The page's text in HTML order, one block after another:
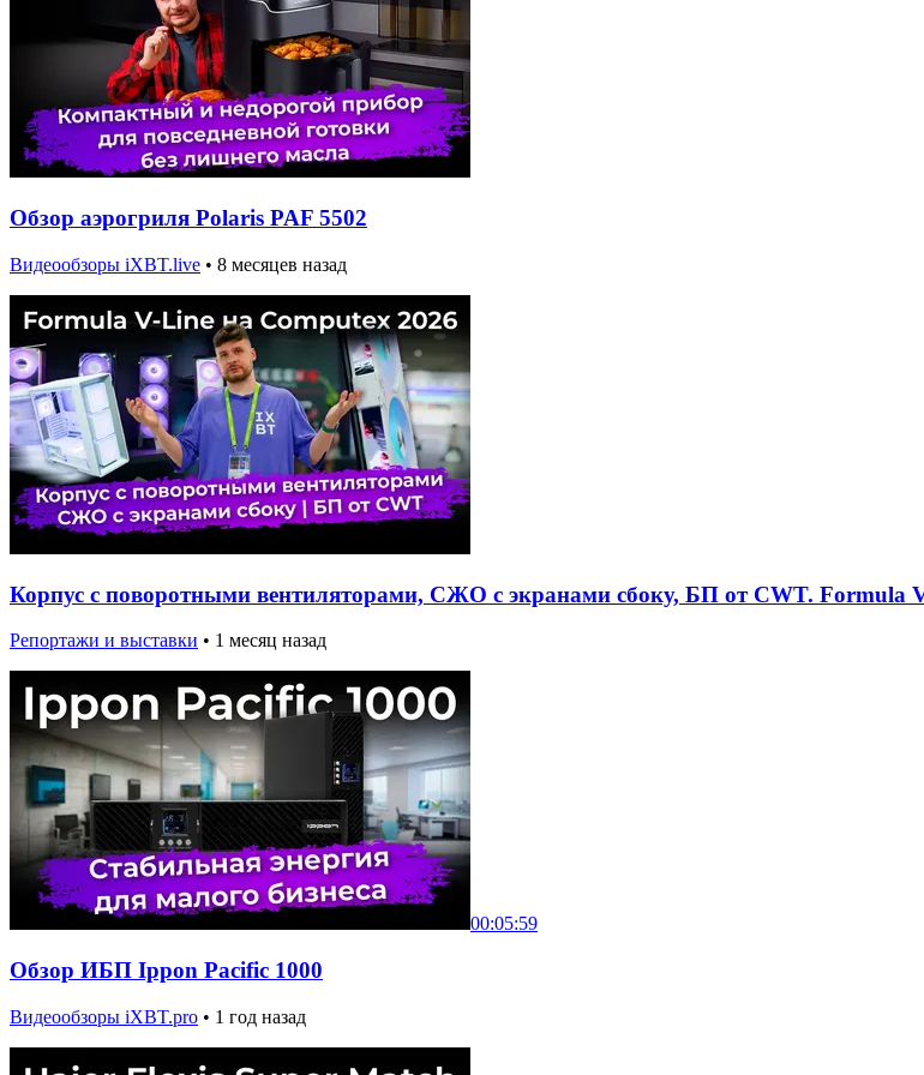
Обзор аэрогриля Polaris PAF 5502
Видеообзоры iXBT.live • 8 месяцев назад
Корпус с поворотными вентиляторами, СЖО с экранами сбоку, БП от CWT. Formula
Репортажи и выставки • 1 месяц назад
00:05:59
Обзор ИБП Ippon Pacific 1000
Видеообзоры iXBT.pro • 1 год назад